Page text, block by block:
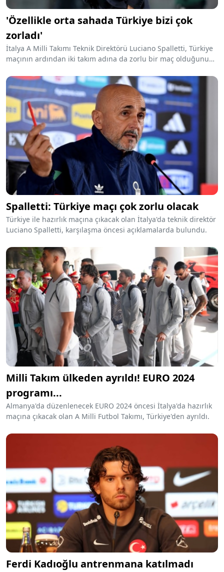
'Özellikle orta sahada Türkiye bizi çok
zorladı'
İtalya A Milli Takımı Teknik Direktörü Luciano Spalletti, Türkiye
maçının ardından iki takım adına da zorlu bir maç olduğunu
Spalletti: Türkiye maçı çok zorlu olacak
Türkiye ile hazırlık maçına çıkacak olan İtalya'da teknik direktör
Luciano Spalletti, karşılaşma öncesi açıklamalarda bulundu.
Milli Takım ülkeden ayrıldı! EURO 2024
programı...
Almanya'da düzenlenecek EURO 2024 öncesi İtalya'da hazırlık
maçına çıkacak olan A Milli Futbol Takımı, Türkiye'den ayrıldı.
Ferdi Kadıoğlu antrenmana katılmadı